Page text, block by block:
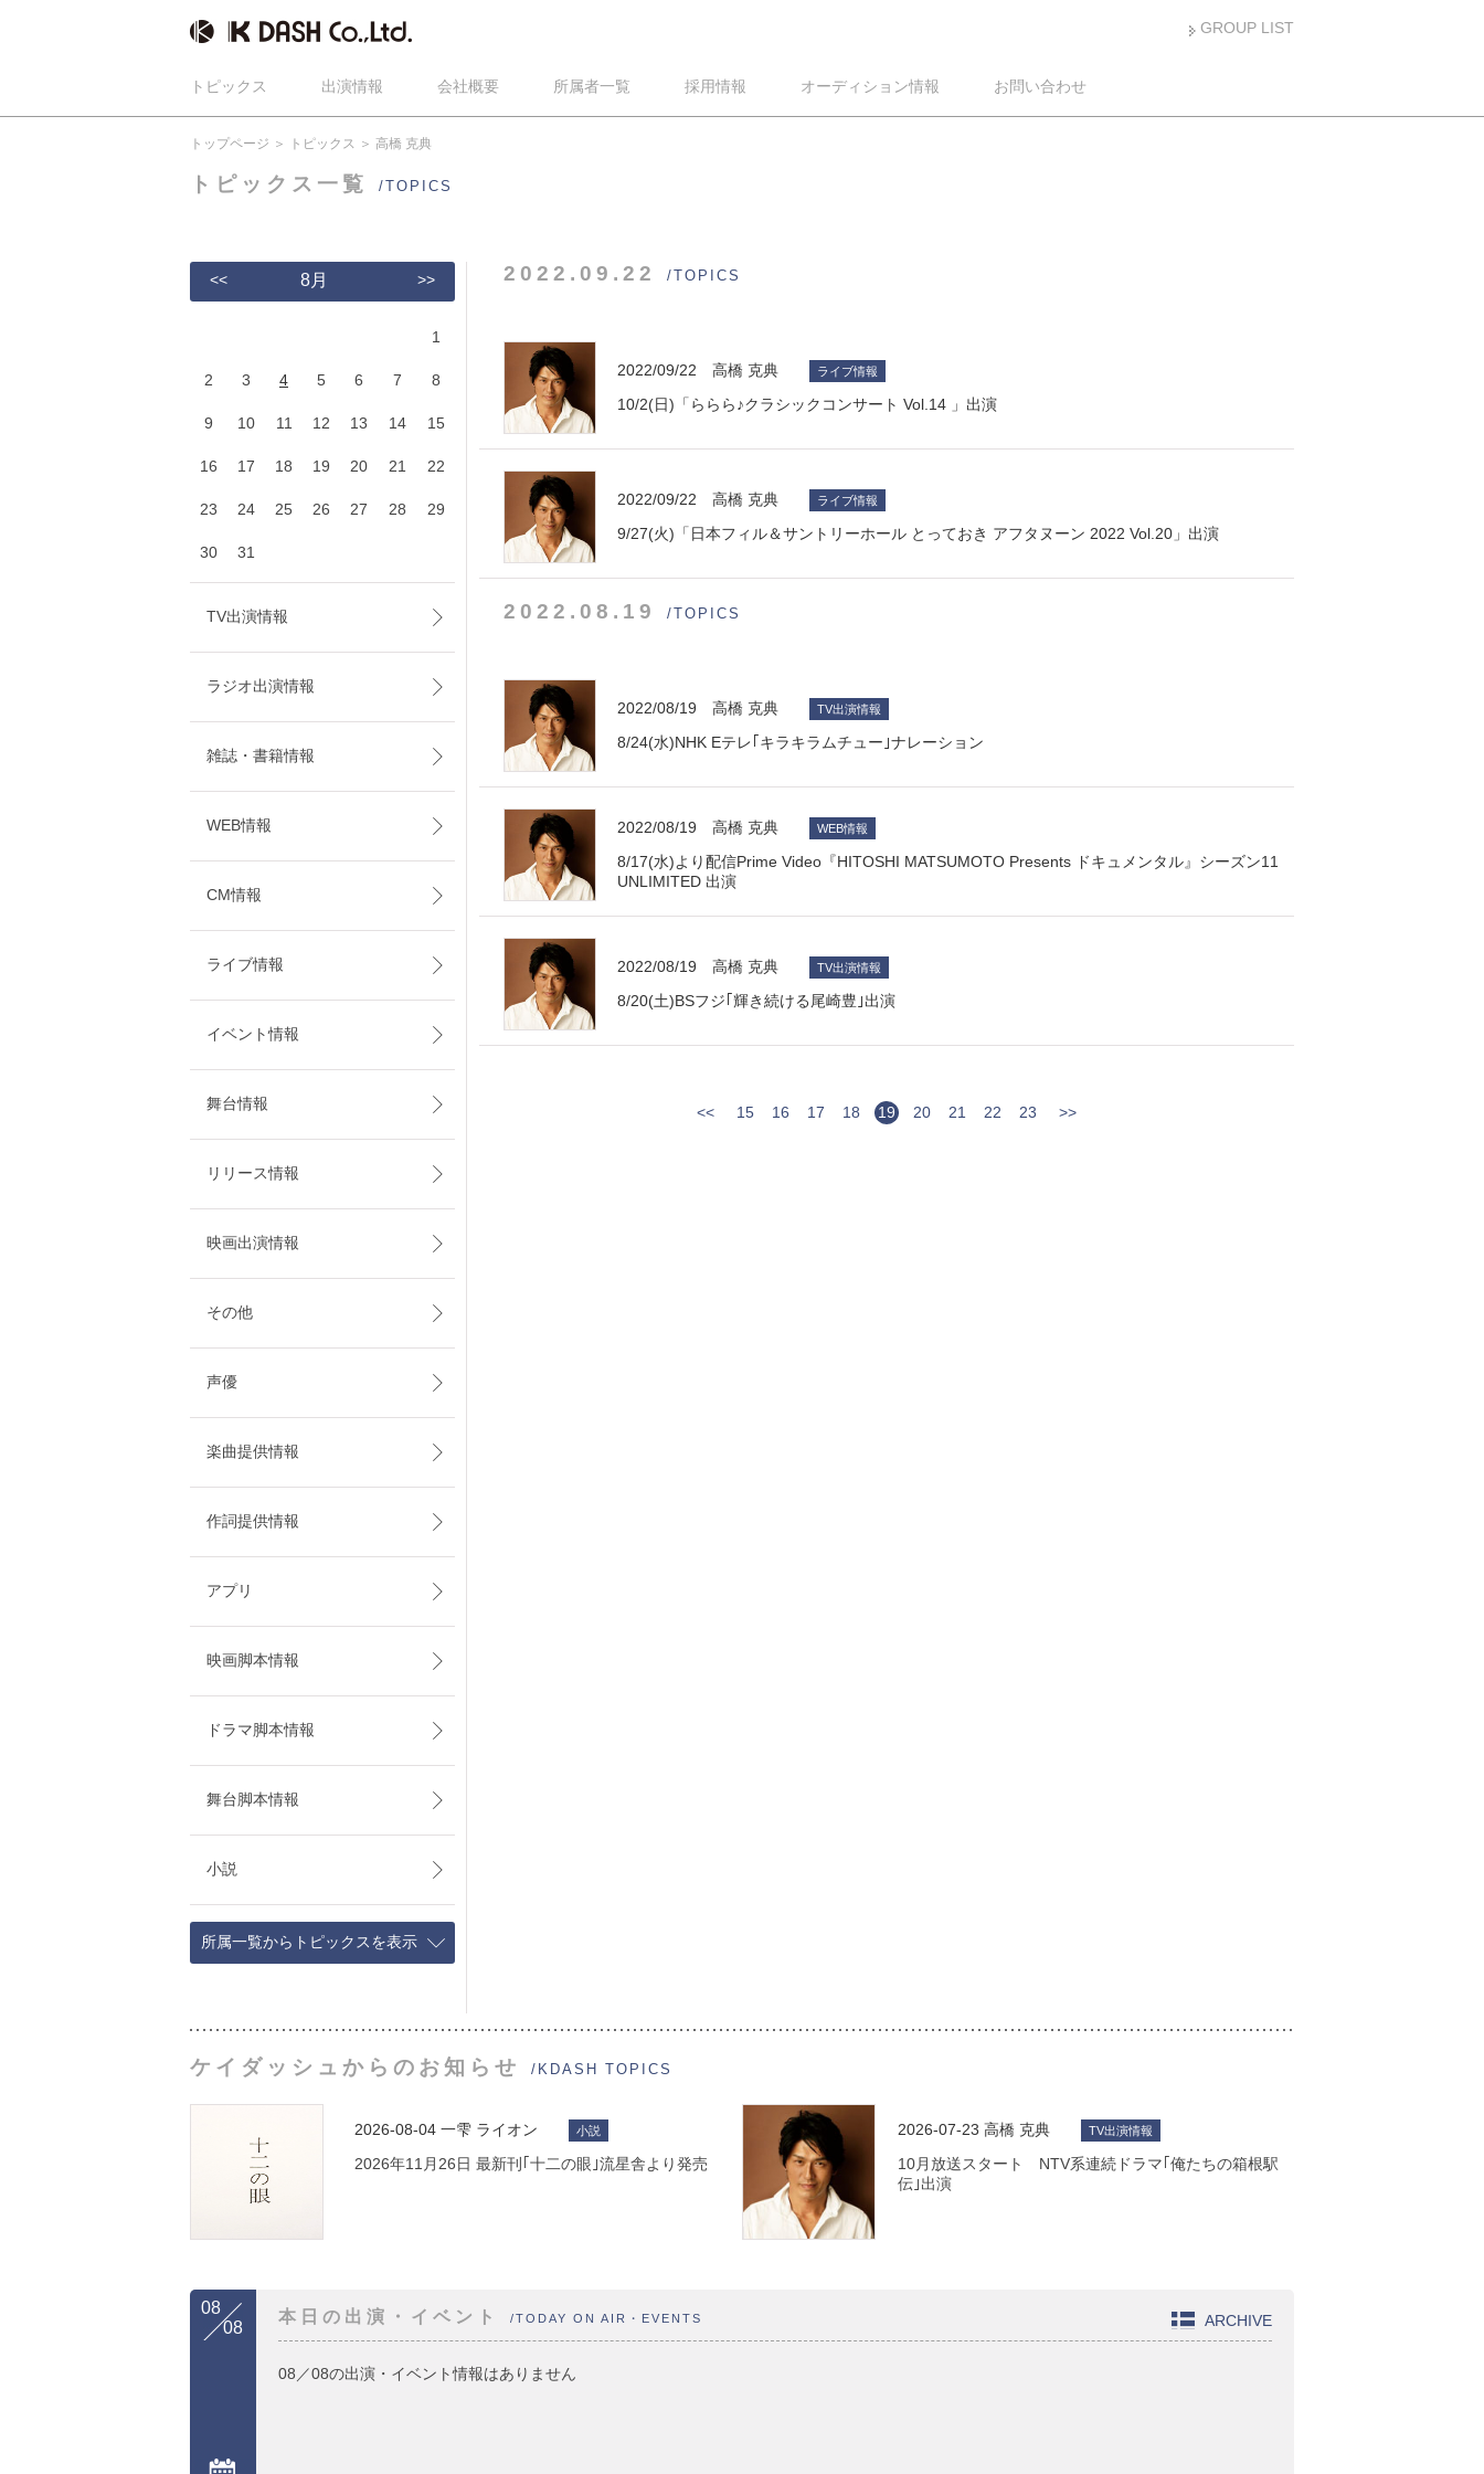
GROUP LIST
トピックス 出演情報 会社概要 所属者一覧 採用情報 オーディション情報 お問い合わせ
トップページ トピックス 高橋 克典
トピックス一覧 /TOPICS
2022.09.22 /TOPICS
2022/09/22 高橋 克典 ライブ情報
10/2(日)「ららら♪クラシックコンサート Vol.14 」出演
2022/09/22 高橋 克典 ライブ情報
9/27(火)「日本フィル＆サントリーホール とっておき アフタヌーン 2022 Vol.20」出演
2022.08.19 /TOPICS
2022/08/19 高橋 克典 TV出演情報
8/24(水)NHK Eテレ｢キラキラムチュー｣ナレーション
2022/08/19 高橋 克典 WEB情報
8/17(水)より配信Prime Video『HITOSHI MATSUMOTO Presents ドキュメンタル』シーズン11
UNLIMITED 出演
2022/08/19 高橋 克典 TV出演情報
8/20(土)BSフジ｢輝き続ける尾崎豊｣出演
<< 15 16 17 18 19 20 21 22 23 >>
<< 8月 >>
1
2 3 4 5 6 7 8
9 10 11 12 13 14 15
16 17 18 19 20 21 22
23 24 25 26 27 28 29
30 31
TV出演情報
ラジオ出演情報
雑誌・書籍情報
WEB情報
CM情報
ライブ情報
イベント情報
舞台情報
リリース情報
映画出演情報
その他
声優
楽曲提供情報
作詞提供情報
アプリ
映画脚本情報
ドラマ脚本情報
舞台脚本情報
小説
所属一覧からトピックスを表示
ケイダッシュからのお知らせ /KDASH TOPICS
2026-08-04 一雫 ライオン 小説
2026年11月26日 最新刊｢十二の眼｣流星舎より発売
2026-07-23 高橋 克典 TV出演情報
10月放送スタート NTV系連続ドラマ｢俺たちの箱根駅
伝｣出演
08
08
本日の出演・イベント /TODAY ON AIR・EVENTS
08／08の出演・イベント情報はありません
ARCHIVE